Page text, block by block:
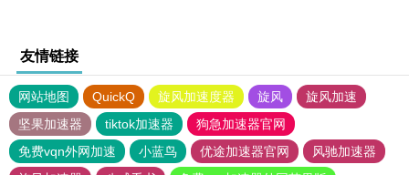
友情链接
网站地图 QuickQ 旋风加速度器 旋风
旋风加速
坚果加速器
tiktok加速器
狗急加速器官网
免费vqn外网加速
小蓝鸟 优途加速器官网
风驰加速器